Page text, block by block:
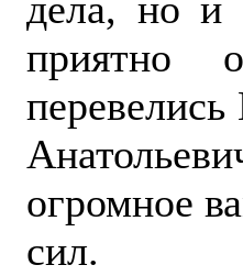
дела, но и
приятно
огромное
сил.